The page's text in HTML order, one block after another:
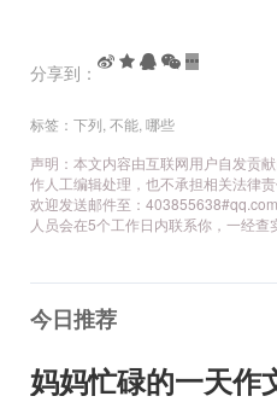
分享到：
标签： 下列 不能 哪些
声明：本文内容由互联网用户自发贡
作人工编辑处理，也不承担相关法律
欢迎发送邮件至：
人员会在5个工作日内联系你，一经查
今日推荐